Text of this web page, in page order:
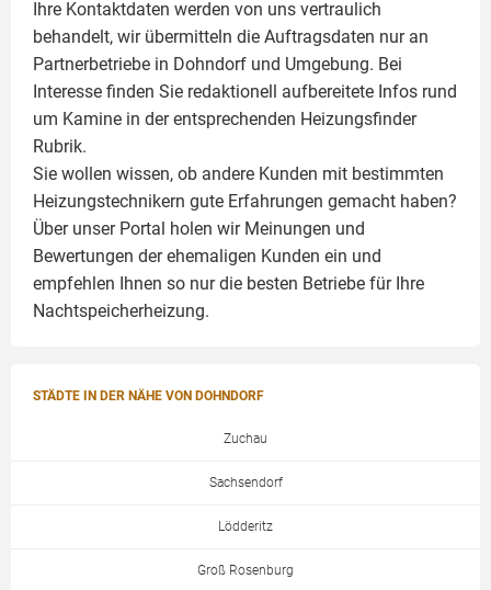
Ihre Kontaktdaten werden von uns vertraulich
behandelt, wir übermitteln die Auftragsdaten nur an
Partnerbetriebe in Dohndorf und Umgebung. Bei
Interesse finden Sie redaktionell aufbereitete Infos rund
um Kamine in der entsprechenden Heizungsfinder
Rubrik.
Sie wollen wissen, ob andere Kunden mit bestimmten
Heizungstechnikern gute Erfahrungen gemacht haben?
Über unser Portal holen wir Meinungen und
Bewertungen der ehemaligen Kunden ein und
empfehlen Ihnen so nur die besten Betriebe für Ihre
Nachtspeicherheizung.
STÄDTE IN DER NÄHE VON DOHNDORF
Zuchau
Sachsendorf
Lödderitz
Groß Rosenburg